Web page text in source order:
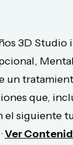
3D Studio
Mental
un
que,
el siguiente
Ver